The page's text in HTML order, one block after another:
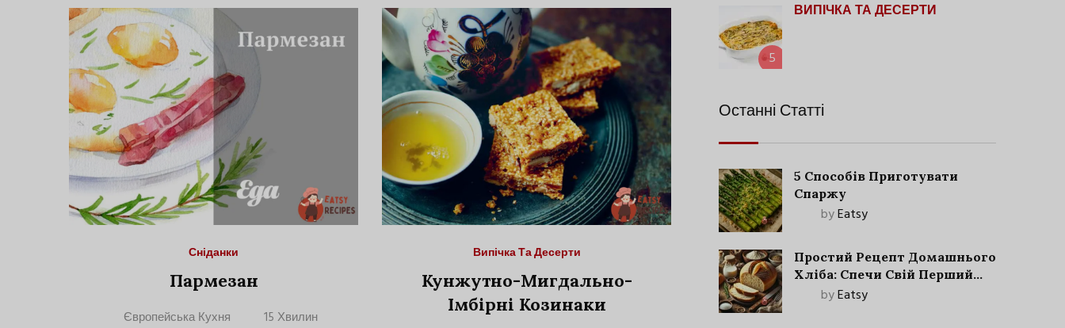
Сніданки
Пармезан
Європейська Кухня
15 Хвилин
Випічка Та Десерти
Кунжутно-Мигдально-
Імбірні Козинаки
5
ВИПІЧКА ТА ДЕСЕРТИ
Останні Статті
5 Способів Приготувати
Спаржу
byEatsy
Простий Рецепт Домашнього
Хліба: Спечи Свій Перший
Запашний Хліб!
byEatsy